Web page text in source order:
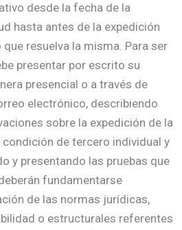
desde la fecha de la
hasta antes de la expedición
resuelva la misma. Para ser
presentar por escrito su
presencial o a través de
electrónico, describiendo
sobre la expedición de la
de tercero individual y
y presentando las pruebas que
fundamentarse
de las normas jurídicas,
o estructurales referentes